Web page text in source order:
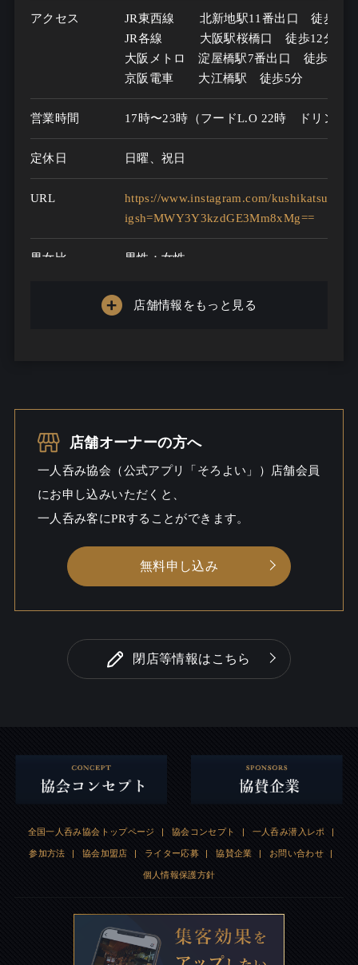
アクセス
JR東西線　　北新地駅11番出口　徒歩5分
JR各線　　　大阪駅桜橋口　徒歩12分
大阪メトロ　淀屋橋駅7番出口　徒歩7分
京阪電車　　大江橋駅　徒歩5分
営業時間 17時〜23時（フードL.O 22時　ドリンク
定休日 日曜、祝日
URL
https://www.instagram.com/
igsh=MWY3Y3kzdGE3Mm8xMg==
男女比 男性：女性
...
一人呑み予算 3000円～13000円
お酒
酒こだわる / ビール / ウイスキー /
ワイン / 焼酎こだわる
店舗情報をもっと見る
店舗オーナーの方へ
一人呑み協会（公式アプリ「そろよい」）店舗会員
にお申し込みいただくと、
一人呑み客にPRすることができます。
無料申し込み
閉店等情報はこちら
全国一人呑み協会トップページ | 協会コンセプト | 一人呑み潜入レポ |
参加方法 | 協会加盟店 | ライター応募 | 協賛企業 | お問い合わせ |
個人情報保護方針